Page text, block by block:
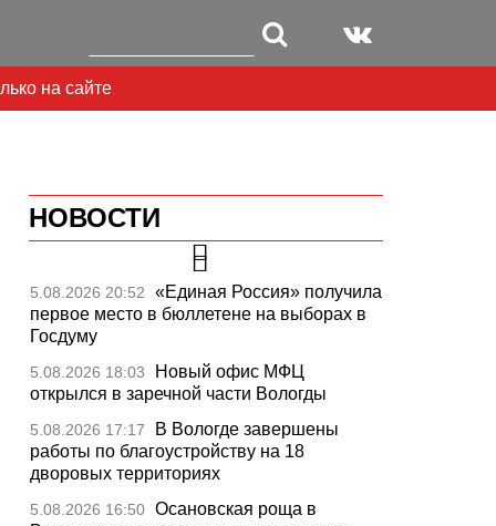
на сайте
НОВОСТИ
5.08.2026 20:52
«Единая Россия» получила
первое место в бюллетене на выборах в
Госдуму
5.08.2026 18:03
Новый офис МФЦ
открылся в заречной части Вологды
5.08.2026 17:17
В Вологде завершены
работы по благоустройству на 18
дворовых территориях
5.08.2026 16:50 Осановская роща в